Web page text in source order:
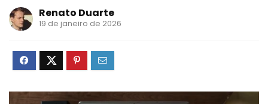
Renato Duarte
19 de janeiro de 2026